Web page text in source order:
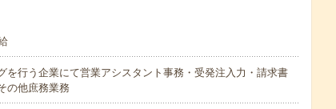
を行う企業にて営業アシスタント事務・受発注入力・請求書
の他庶務業務